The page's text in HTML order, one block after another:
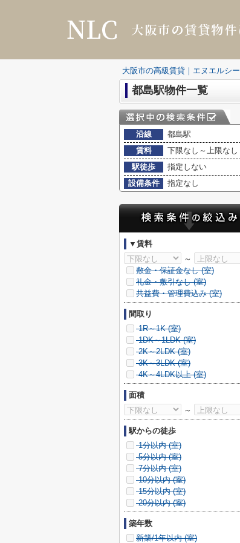
大阪市の高級賃貸｜エヌエルシー
都島駅物件一覧
沿線
都島駅
賃料
下限なし～上限なし
駅徒歩
指定しない
設備条件
指定なし
▼賃料
～
敷金・保証金なし (室)
礼金・敷引なし (室)
共益費・管理費込み (室)
間取り
1R～1K (室)
1DK～1LDK (室)
2K～2LDK (室)
3K～3LDK (室)
4K～4LDK以上 (室)
面積
～
駅からの徒歩
1分以内 (室)
5分以内 (室)
7分以内 (室)
10分以内 (室)
15分以内 (室)
20分以内 (室)
築年数
新築/1年以内 (室)